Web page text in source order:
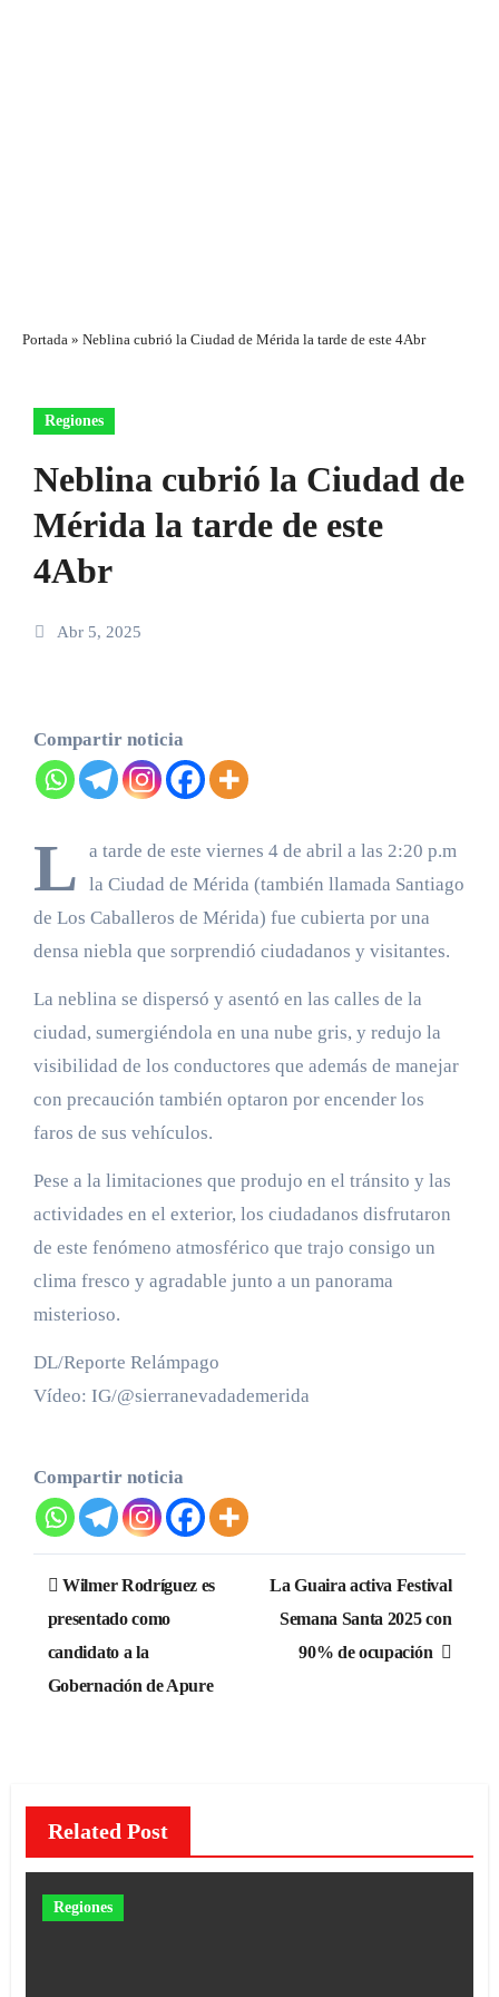
Portada» Neblina cubrió la Ciudad de Mérida la tarde de este 4Abr
Regiones
Neblina cubrió la Ciudad de
Mérida la tarde de este
4Abr
Abr 5, 2025
Compartir noticia
L
a tarde de este viernes 4 de abril a las 2:20 p.m
la Ciudad de Mérida (también llamada Santiago
de Los Caballeros de Mérida) fue cubierta por una
densa niebla que sorprendió ciudadanos y visitantes.
La neblina se dispersó y asentó en las calles de la
ciudad, sumergiéndola en una nube gris, y redujo la
visibilidad de los conductores que además de manejar
con precaución también optaron por encender los
faros de sus vehículos.
Pese a la limitaciones que produjo en el tránsito y las
actividades en el exterior, los ciudadanos disfrutaron
de este fenómeno atmosférico que trajo consigo un
clima fresco y agradable junto a un panorama
misterioso.
DL/Reporte Relámpago
Vídeo: IG/@sierranevadademerida
Compartir noticia
Navegación
de
entradas
Wilmer Rodríguez es
presentado como
candidato a la
Gobernación de Apure
La Guaira activa Festival
Semana Santa 2025 con
90% de ocupación
Related Post
Regiones